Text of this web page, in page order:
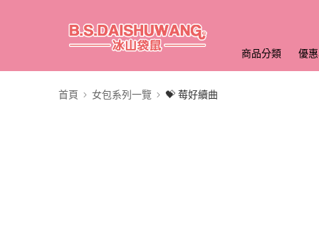
商品分類 優
首頁 女包系列一覽 💝 莓好續曲